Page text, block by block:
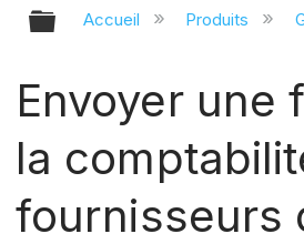
Développer/
Accueil Produits
Envoyer une
la
fournisseurs